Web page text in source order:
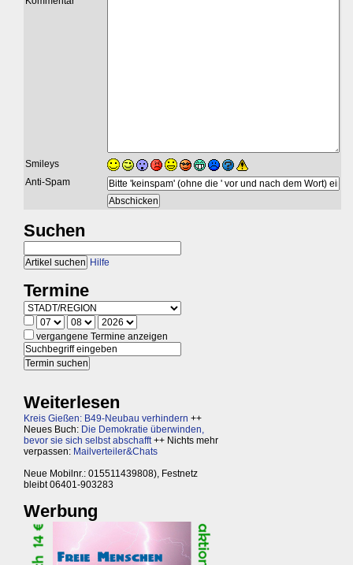
Smileys
Anti-Spam
Suchen
Hilfe
Termine
vergangene Termine anzeigen
Weiterlesen
Kreis Gießen: B49-Neubau verhindern ++
Neues Buch: Die Demokratie überwinden,
bevor sie sich selbst abschafft++ Nichts mehr
verpassen: Mailverteiler&Chats
Neue Mobilnr.: 015511439808), Festnetz
bleibt 06401-903283
Werbung